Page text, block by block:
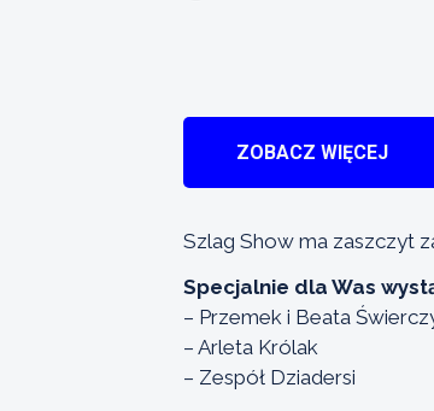
ZOBACZ WIĘCEJ
Szlag Show ma zaszczyt
Specjalnie dla Was
– Przemek i Beata
– Arleta Królak
– Zespół Dziadersi